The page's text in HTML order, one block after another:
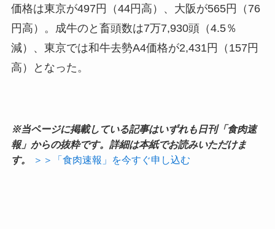
価格は東京が497円（44円高）、大阪が565円（76
円高）。成牛のと畜頭数は7万7,930頭（4.5％
減）、東京では和牛去勢A4価格が2,431円（157円
高）となった。
※当ページに掲載している記事はいずれも日刊「食肉速
報」からの抜粋です。詳細は本紙でお読みいただけま
す。
＞＞「食肉速報」を今すぐ申し込む